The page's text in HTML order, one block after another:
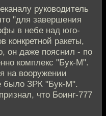
руководитель
"для завершения
в небе над юго-
конкретной ракеты,
он даже пояснил - по
комплекс "Бук-М".
на вооружении
было ЗРК "Бук-М".
что Боинг-777